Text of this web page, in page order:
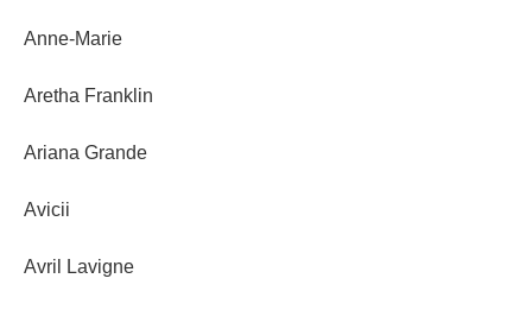
Anne-Marie
Aretha Franklin
Ariana Grande
Avicii
Avril Lavigne